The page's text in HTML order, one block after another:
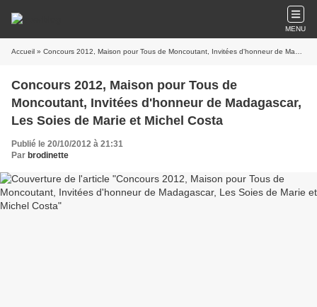
MENU
Accueil » Concours 2012, Maison pour Tous de Moncoutant, Invitées d'honneur de Madagascar, Les Soies de Marie et Michel Costa
Concours 2012, Maison pour Tous de
Moncoutant, Invitées d'honneur de Madagascar,
Les Soies de Marie et Michel Costa
Publié le 20/10/2012 à 21:31
Par brodinette